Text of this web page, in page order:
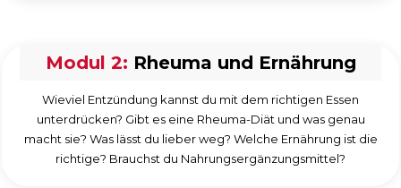
Modul 2: Rheuma und Ernährung
Wieviel Entzündung kannst du mit dem richtigen Essen
unterdrücken? Gibt es eine Rheuma-Diät und was genau
macht sie? Was lässt du lieber weg? Welche Ernährung ist die
richtige? Brauchst du Nahrungsergänzungsmittel?